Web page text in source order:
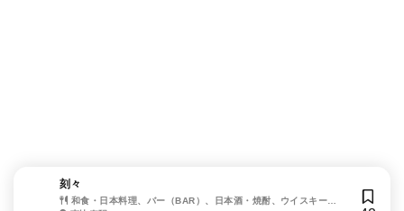
刻々
和食・日本料理、バー（BAR）、日本酒・焼酎、ウイスキー、